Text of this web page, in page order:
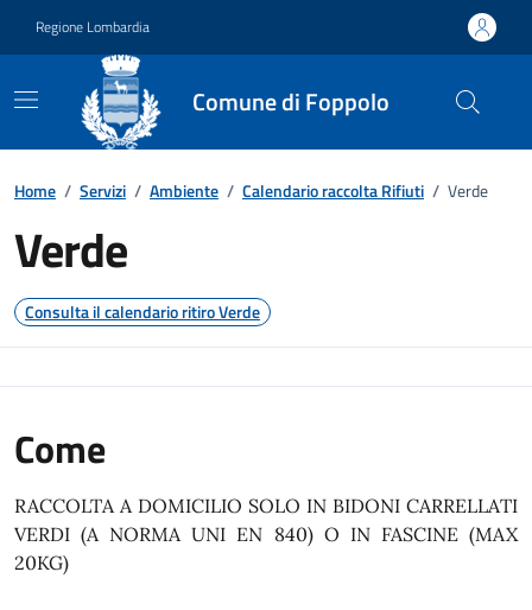
Regione Lombardia
Comune di Foppolo
Dettaglio raccolta rifiuti
Home / Servizi / Ambiente / Calendario raccolta Rifiuti / Verde
Verde
Consulta il calendario ritiro Verde
Come
RACCOLTA A DOMICILIO SOLO IN BIDONI CARRELLATI
VERDI (A NORMA UNI EN 840) O IN FASCINE (MAX
20KG)